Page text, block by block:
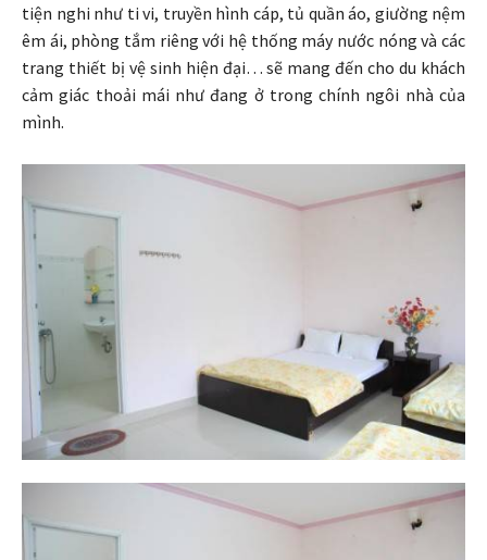
tiện nghi như ti vi, truyền hình cáp, tủ quần áo, giường nệm
êm ái, phòng tắm riêng với hệ thống máy nước nóng và các
trang thiết bị vệ sinh hiện đại… sẽ mang đến cho du khách
cảm giác thoải mái như đang ở trong chính ngôi nhà của
mình.